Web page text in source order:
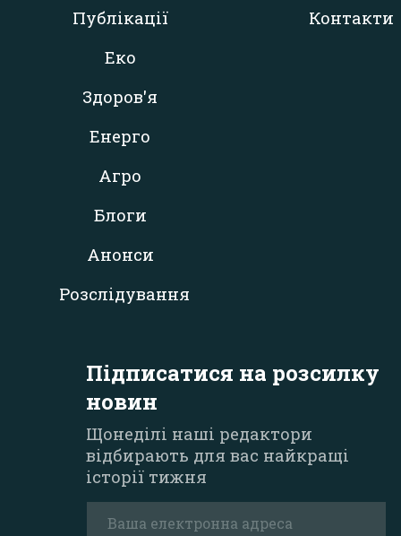
Публікації
Еко
Здоров'я
Енерго
Агро
Блоги
Анонси
Розслідування
Контакти
Підписатися на розсилку
новин
Щонеділі наші редактори
відбирають для вас найкращі
історії тижня